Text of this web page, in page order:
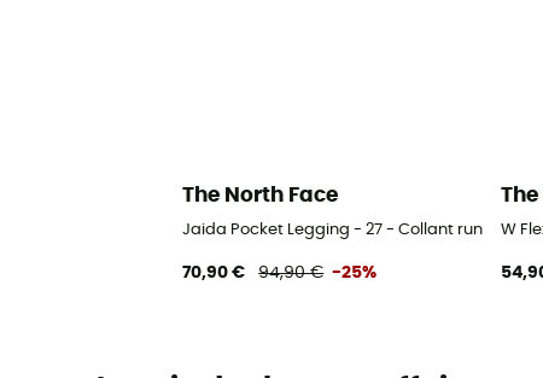
The North Face
Jaida Pocket Legging - 27 - Collant running
70,90 € 94,90 € -25%
W